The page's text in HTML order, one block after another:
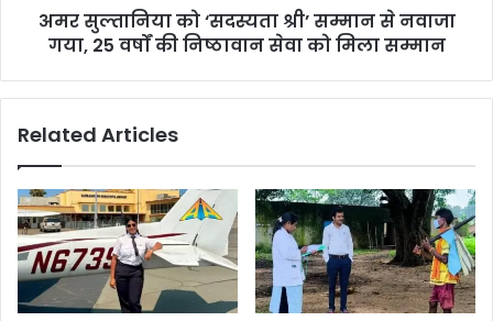
को
अमर सुल्तानिया को ‘सदस्यता श्री’ सम्मान से नवाजा
गया, 25 वर्षों की निष्ठावान सेवा को मिला सम्मान
Related Articles